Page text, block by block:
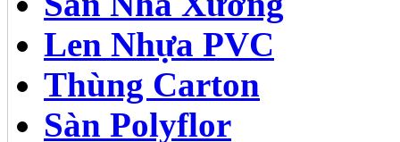
Len Nhựa PVC
Thùng Carton
Sàn Polyflor